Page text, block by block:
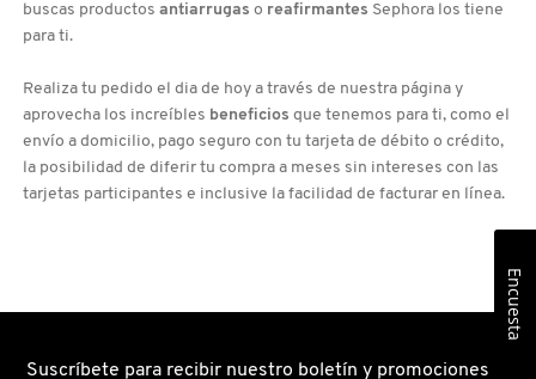
buscas productos antiarrugas o reafirmantes Sephora los tiene
para ti.
Realiza tu pedido el dia de hoy a través de nuestra página y
aprovecha los increíbles beneficios que tenemos para ti, como el
envío a domicilio, pago seguro con tu tarjeta de débito o crédito,
la posibilidad de diferir tu compra a meses sin intereses con las
tarjetas participantes e inclusive la facilidad de facturar en línea.
Suscríbete para recibir nuestro boletín y promociones
Encuesta